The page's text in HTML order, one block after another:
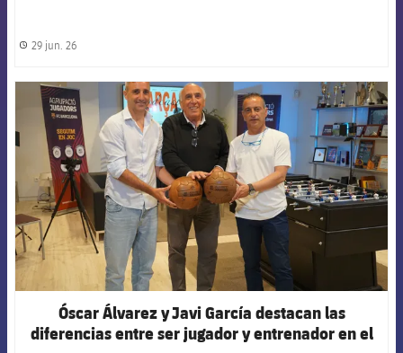
label.share.clock
29 jun. 26
FCB Barcelona badge
Óscar Álvarez y Javi García destacan las
diferencias entre ser jugador y entrenador en el